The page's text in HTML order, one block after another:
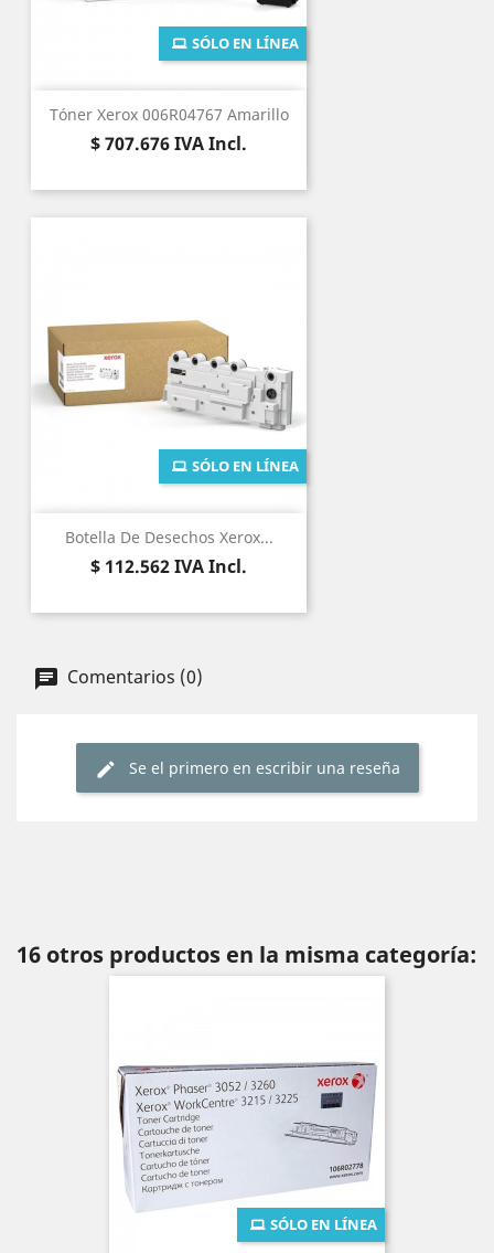
Tóner Xerox 006R04767 Amarillo
Precio
$ 707.676IVA Incl.
SÓLO EN LÍNEA
Botella De Desechos Xerox...
Precio
$ 112.562IVA Incl.
SÓLO EN LÍNEA
Comentarios (0)
Se el primero en escribir una reseña
16 otros productos en la misma categoría:
SÓLO EN LÍNEA